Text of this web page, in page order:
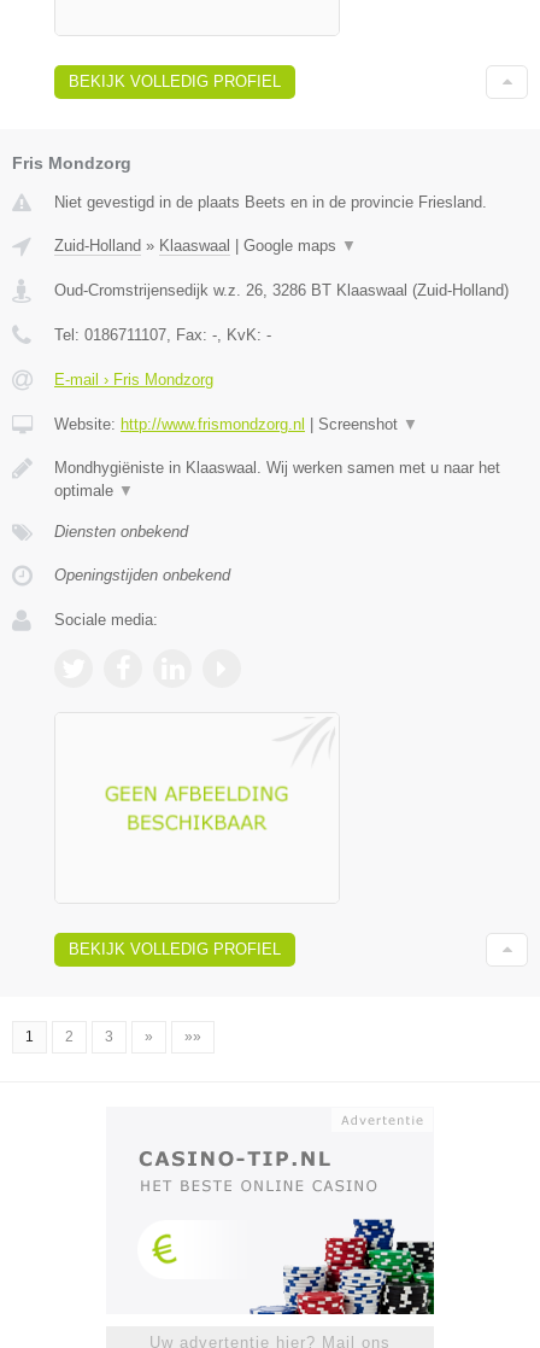
BEKIJK VOLLEDIG PROFIEL
Fris Mondzorg
Niet gevestigd in de plaats Beets en in de provincie Friesland.
Zuid-Holland » Klaaswaal Google maps ▼
Oud-Cromstrijensedijk w.z. 26, 3286 BT Klaaswaal (Zuid-Holland)
Tel: 0186711107, Fax: -, KvK: -
E-mail › Fris Mondzorg
Website: http://www.frismondzorg.nl Screenshot ▼
Mondhygiëniste in Klaaswaal. Wij werken samen met u naar het
optimale ▼
Diensten onbekend
Openingstijden onbekend
Sociale media:
BEKIJK VOLLEDIG PROFIEL
1 2 3 » »»
Uw advertentie hier? Mail ons